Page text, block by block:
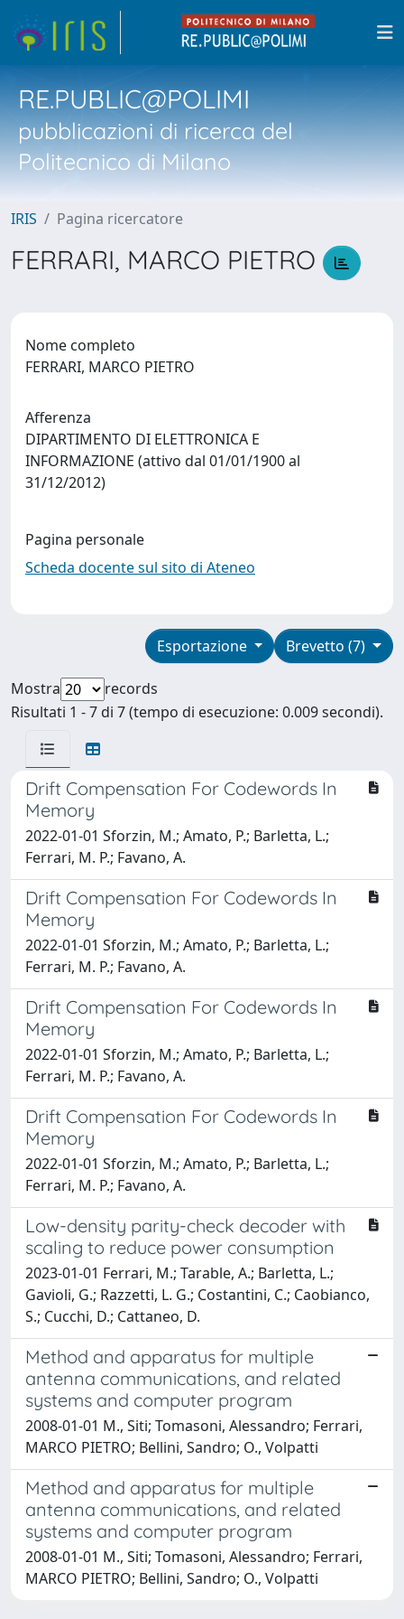
RE.PUBLIC@POLIMI
pubblicazioni di ricerca del
Politecnico di Milano
IRIS Pagina ricercatore
FERRARI, MARCO PIETRO
Nome completo
FERRARI, MARCO PIETRO
Afferenza
DIPARTIMENTO DI ELETTRONICA E
INFORMAZIONE (attivo dal 01/01/1900 al
31/12/2012)
Pagina personale
Scheda docente sul sito di Ateneo
Brevetto (7)
Esportazione
Mostra
records
Risultati 1 - 7 di 7 (tempo di esecuzione: 0.009 secondi).
Drift Compensation For Codewords In
Memory
2022-01-01 Sforzin, M.; Amato, P.; Barletta, L.;
Ferrari, M. P.; Favano, A.
Drift Compensation For Codewords In
Memory
2022-01-01 Sforzin, M.; Amato, P.; Barletta, L.;
Ferrari, M. P.; Favano, A.
Drift Compensation For Codewords In
Memory
2022-01-01 Sforzin, M.; Amato, P.; Barletta, L.;
Ferrari, M. P.; Favano, A.
Drift Compensation For Codewords In
Memory
2022-01-01 Sforzin, M.; Amato, P.; Barletta, L.;
Ferrari, M. P.; Favano, A.
Low-density parity-check decoder with
scaling to reduce power consumption
2023-01-01 Ferrari, M.; Tarable, A.; Barletta, L.;
Gavioli, G.; Razzetti, L. G.; Costantini, C.; Caobianco,
S.; Cucchi, D.; Cattaneo, D.
Method and apparatus for multiple
antenna communications, and related
systems and computer program
2008-01-01 M., Siti; Tomasoni, Alessandro; Ferrari,
MARCO PIETRO; Bellini, Sandro; O., Volpatti
Method and apparatus for multiple
antenna communications, and related
systems and computer program
2008-01-01 M., Siti; Tomasoni, Alessandro; Ferrari,
MARCO PIETRO; Bellini, Sandro; O., Volpatti